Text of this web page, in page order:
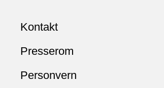
Kontakt
Presserom
Personvern